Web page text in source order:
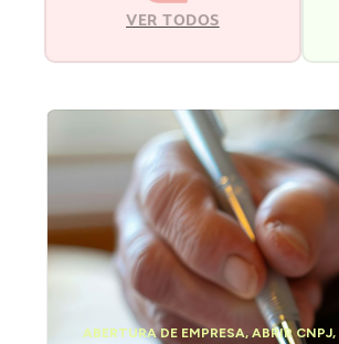
VER TODOS
ABERTURA DE EMPRESA,ABRIR CNPJ,